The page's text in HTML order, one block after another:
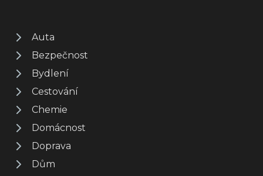
Auta
Bezpečnost
Bydlení
Cestování
Chemie
Domácnost
Doprava
Dům